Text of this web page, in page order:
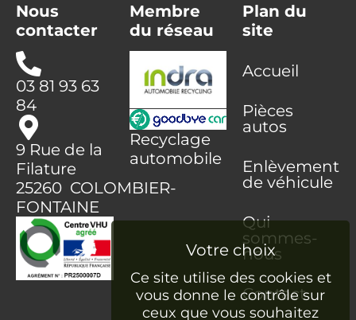
Nous
contacter
03 81 93 63
84
9 Rue de la
Filature
25260 COLOMBIER-
FONTAINE
Membre
du réseau
Recyclage
automobile
Plan du
site
Accueil
Pièces
autos
Enlèvement
de véhicule
Qui
sommes-
nous
Contact
Ce site utilise des cookies et
vous donne le contrôle sur
ceux que vous souhaitez